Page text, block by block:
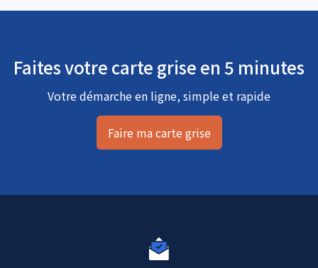
Faites votre carte grise en 5 minutes
Votre démarche en ligne, simple et rapide
Faire ma carte grise